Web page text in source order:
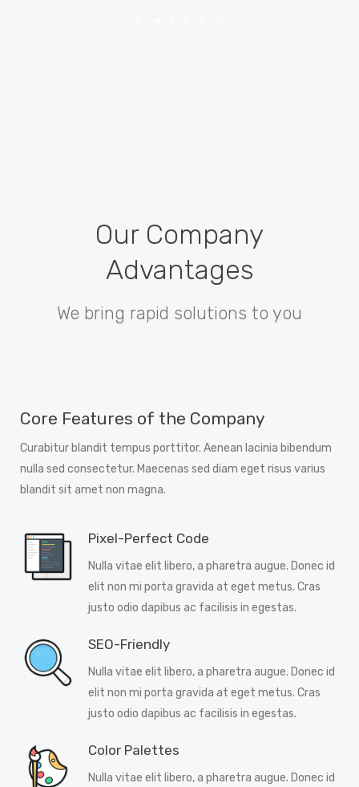
Our Company
Advantages
We bring rapid solutions to you
Core Features of the Company
Curabitur blandit tempus porttitor. Aenean lacinia bibendum
nulla sed consectetur. Maecenas sed diam eget risus varius
blandit sit amet non magna.
Pixel-Perfect Code
Nulla vitae elit libero, a pharetra augue. Donec id
elit non mi porta gravida at eget metus. Cras
justo odio dapibus ac facilisis in egestas.
SEO-Friendly
Nulla vitae elit libero, a pharetra augue. Donec id
elit non mi porta gravida at eget metus. Cras
justo odio dapibus ac facilisis in egestas.
Color Palettes
Nulla vitae elit libero, a pharetra augue. Donec id